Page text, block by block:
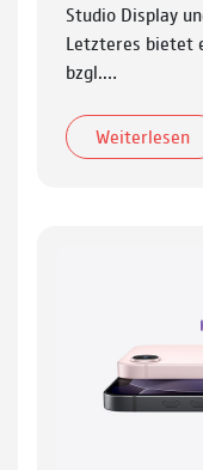
Studio Display
Letzteres bietet
bzgl.…
Weiterlesen